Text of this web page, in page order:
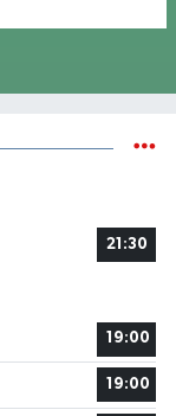
21:30
19:00
19:00